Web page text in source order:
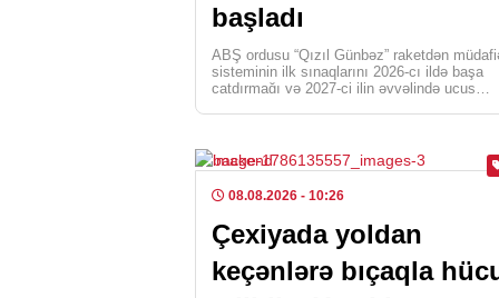
başladı
ABŞ ordusu “Qızıl Günbəz” raketdən
sisteminin ilk sınaqlarını 2026-cı ildə başa
çatdırmağı və 2027-ci ilin əvvəlində uçuş
08.08.2026 - 10:26
Çexiyada yoldan
keçənlərə bıçaqla